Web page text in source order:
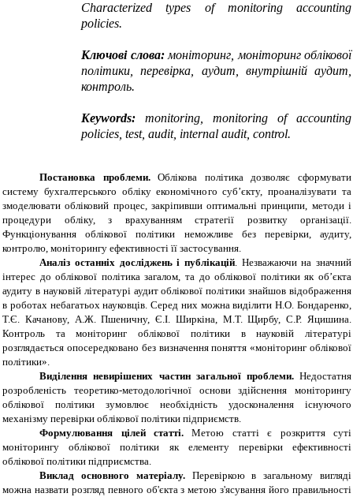
Characterized types of monitoring accounting
policies.
Ключові слова:моніторинг, моніторинг облікової
політики, перевірка, аудит, внутрішній аудит,
контроль.
Keywords: monitoring, monitoring of accounting
policies, test, audit, internal audit, control.
Постановка проблеми.Облікова політика дозволяє сформувати
систему бухгалтерського обліку економічного суб’єкту, проаналізувати та
змоделювати обліковий процес, закріпивши оптимальні принципи, методи і
процедури обліку, з врахуванням стратегії розвитку організації.
Функціонування облікової політики неможливе без перевірки, аудиту,
контролю, моніторингу ефективності її застосування.
Аналіз останніх досліджень і публікацій. Незважаючи на значний
інтерес до облікової політика загалом, та до облікової політики як об’єкта
аудиту в науковій літературі аудит облікової політики знайшов відображення
в роботах небагатьох науковців. Серед них можна виділити Н.О. Бондаренко,
Т.Є. Качанову, А.Ж. Пшеничну, Є.І. Ширкіна, М.Т. Щирбу, С.Р. Яцишина.
Контроль та моніторинг облікової політики в науковій літературі
розглядається опосередковано без визначення поняття «моніторинг облікової
політики».
Виділення невирішених частин загальної проблеми.Недостатня
розробленість теоретико-методологічної основи здійснення моніторингу
облікової політики зумовлює необхідність удосконалення існуючого
механізму перевірки облікової політики підприємств.
Формулювання цілей статті.Метою статті
є розкриття суті
моніторингу облікової політики як елементу перевірки ефективності
облікової політики підприємства.
Виклад основного матеріалу. Перевіркою в загальному вигляді
можна назвати розгляд певного об'єкта з метою з'ясування його правильності